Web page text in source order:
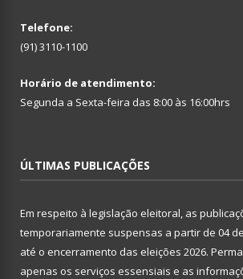
Telefone:
(91) 3110-1100
Horário de atendimento:
Segunda a Sexta-feira das 8:00 às 16:00hrs
ÚLTIMAS PUBLICAÇÕES
Em respeito à legislação eleitoral, as
temporariamente suspensas a partir de 04
até o encerramento das eleições 2026.
apenas os serviços essensiais e as